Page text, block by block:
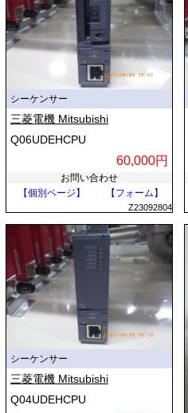
シーケンサー
三菱電機 Mitsubishi
Q06UDEHCPU
60,000円
お問い合わせ
【個別ページ】
【フォーム】
Z23092804
シーケンサー
三菱電機 Mitsubishi
Q04UDEHCPU